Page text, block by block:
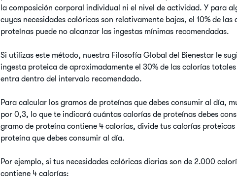
la composición corporal individual ni el nivel de actividad. Y para
cuyas necesidades calóricas son relativamente bajas, el 10% de
proteínas puede no alcanzar las ingestas mínimas recomendadas.
Si utilizas este método, nuestra Filosofía Global del Bienestar le
ingesta proteica de aproximadamente el 30% de las calorías
entra dentro del intervalo recomendado.
Para calcular los gramos de proteínas que debes consumir al día,
por 0,3, lo que te indicará cuántas calorías de proteínas debes
gramo de proteína contiene 4 calorías, divide tus calorías
proteína que debes consumir al día.
Por ejemplo, si tus necesidades calóricas diarias son de 2.000
contiene 4 calorías: